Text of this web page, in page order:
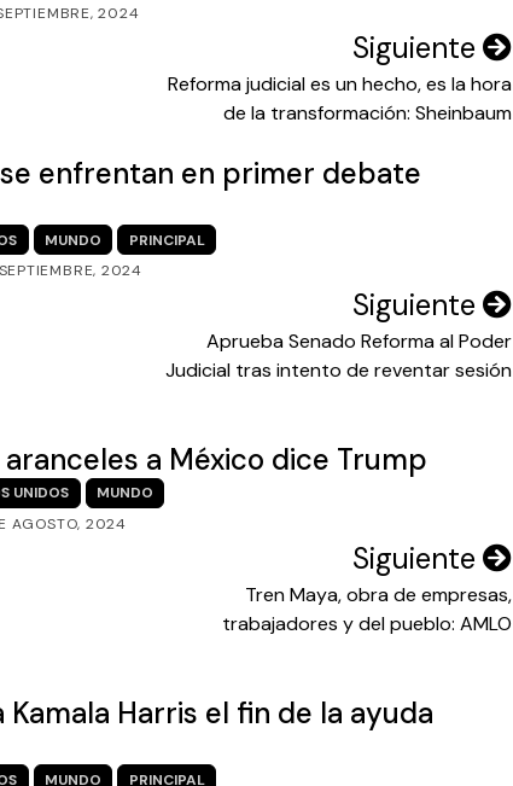
2024
Siguiente
Reforma judicial es un hecho, es la hora
de la transformación: Sheinbaum
enfrentan en primer debate
MUNDO
PRINCIPAL
2024
Siguiente
Aprueba Senado Reforma al Poder
Judicial tras intento de reventar sesión
a México dice Trump
UNIDOS
MUNDO
AGOSTO, 2024
Siguiente
Tren Maya, obra de empresas,
trabajadores y del pueblo: AMLO
Harris el fin de la ayuda
MUNDO PRINCIPAL